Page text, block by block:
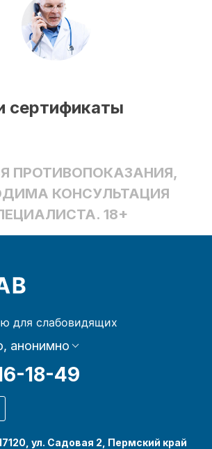
сертификаты
ПРОТИВОПОКАЗАНИЯ,
КОНСУЛЬТАЦИЯ
18+
для слабовидящих
анонимно
18-49
ул. Садовая 2, Пермский край